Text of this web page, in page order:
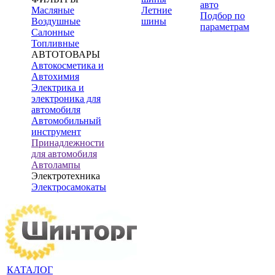
Масляные
Воздушные
Салонные
Топливные
АВТОТОВАРЫ
Автокосметика и
Автохимия
Электрика и
электроника для
автомобиля
Автомобильный
инструмент
Принадлежности
для автомобиля
Автолампы
Электротехника
Электросамокаты
Летние
шины
авто
Подбор по
параметрам
КАТАЛОГ